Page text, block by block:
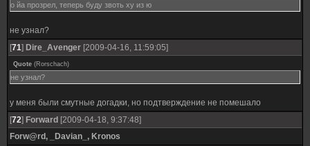
о йа прозрел, теперь буду звоть ху из ю
не узнал?
[71] Dire_Avenger [2009-04-16, 11:59:05]
Quote (Rorschach)
не узнал?
у меня были смутные догадки, но подтверждение не помешало
[72] Forward [2009-04-18, 9:37:48]
Forw@rd, _Davian_, Kronos